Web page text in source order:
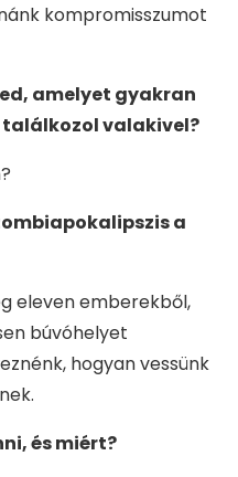
kompromisszumot
amelyet gyakran
találkozol valakivel?
a
eleven emberekből,
búvóhelyet
hogyan vessünk
és miért?